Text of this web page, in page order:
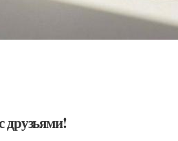
друзьями!